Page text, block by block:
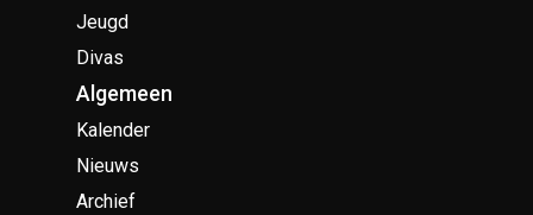
Jeugd
Divas
Algemeen
Kalender
Nieuws
Archief